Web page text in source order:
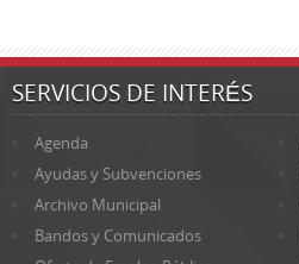
SERVICIOS DE INTERÉS
Agenda
Ayudas y Subvenciones
Archivo Municipal
Bandos y Comunicados